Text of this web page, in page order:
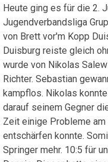
Heute ging es für die 2.
Jugendverbandsliga
von Brett vor'm Kopp
Duisburg reiste gleich
wurde von Nikolas
Richter. Sebastian
kampflos. Nikolas
darauf seinem Gegner
Zeit einige Probleme
entschärfen konnte.
Springer mehr. 10:5 für